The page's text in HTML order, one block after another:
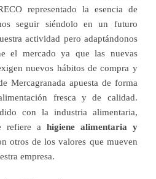
representado la esencia de
seguir siéndolo en un futuro
actividad pero adaptándonos
el mercado ya que las nuevas
nuevos hábitos de compra y
Mercagranada apuesta de forma
fresca y de calidad.
con la industria alimentaria,
refiere a higiene alimentaria y
otros de los valores que mueven
empresa.